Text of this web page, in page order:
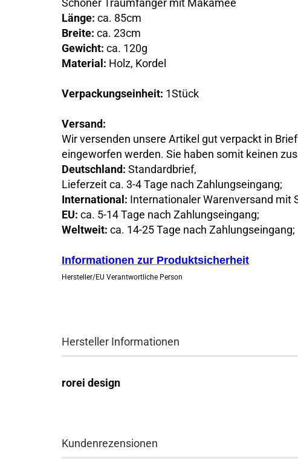
Schöner Traumfänger mit Makamee
Länge: ca. 85cm
Breite: ca. 23cm
Gewicht: ca. 120g
Material: Holz, Kordel
Verpackungseinheit: 1Stück
Versand:
Wir versenden unsere Artikel gut verpackt in
eingeworfen werden. Sie haben somit keinen
Deutschland: Standardbrief,
Lieferzeit ca. 3-4 Tage nach Zahlungseingang;
International: Internationaler Warenversand mit
EU: ca. 5-14 Tage nach Zahlungseingang;
Weltweit: ca. 14-25 Tage nach Zahlungseingang;
Informationen zur Produktsicherheit
Hersteller/EU Verantwortliche Person
Hersteller Informationen
rorei design
Kundenrezensionen